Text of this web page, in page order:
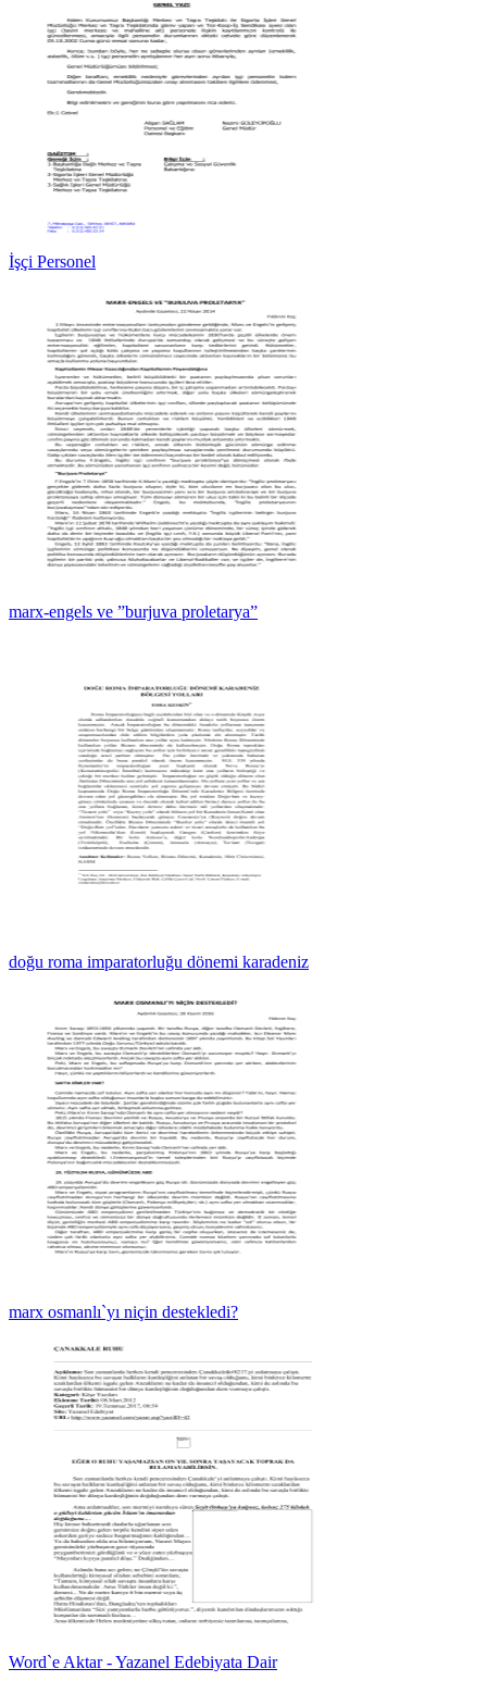
İşçi Personel
marx-engels ve ”burjuva proletarya”
doğu roma imparatorluğu dönemi karadeniz
marx osmanlı`yı niçin destekledi?
Word`e Aktar - Yazanel Edebiyata Dair